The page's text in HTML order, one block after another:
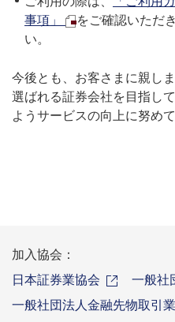
事項」
をご確認いただ
い。
今後とも、お客さまに親し
選ばれる証券会社を目指し
ようサービスの向上に努め
加入協会：
日本証券業協会
一般社
一般社団法人金融先物取引